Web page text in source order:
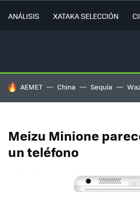
ANÁLISIS XATAKA SELECCIÓN
HOY SE HABLA DE
AEMET China Sequía
Meizu Minione
un teléfono